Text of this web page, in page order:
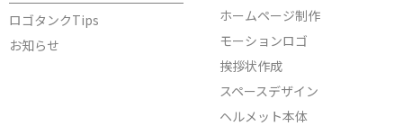
ロゴタンクTips
お知らせ
ホームページ制作
モーションロゴ
挨拶状作成
スペースデザイン
ヘルメット本体